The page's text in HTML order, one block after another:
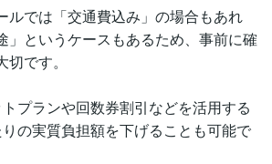
ルでは「交通費込み」の場合もあれ
」というケースもあるため、事前に確
です。
プランや回数券割引などを活用する
の実質負担額を下げることも可能で